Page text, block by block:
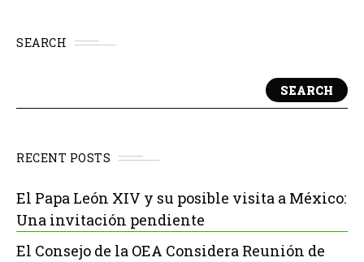
SEARCH
SEARCH
RECENT POSTS
El Papa León XIV y su posible visita a México:
Una invitación pendiente
El Consejo de la OEA Considera Reunión de